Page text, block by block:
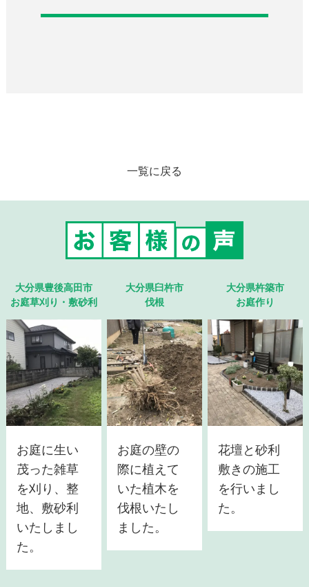
一覧に戻る
大分県豊後高田市
お庭草刈り・敷砂利
お庭に生い
茂った雑草
を刈り、整
地、敷砂利
いたしまし
た。
大分県臼杵市
伐根
お庭の壁の
際に植えて
いた植木を
伐根いたし
ました。
大分県杵築市
お庭作り
花壇と砂利
敷きの施工
を行いまし
た。